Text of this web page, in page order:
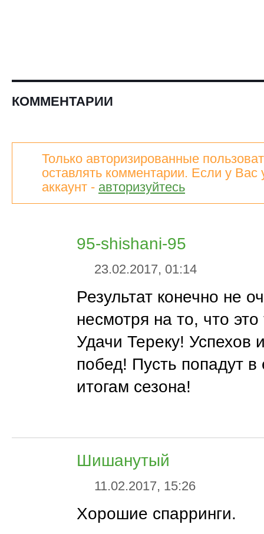
КОММЕНТАРИИ
Только авторизированные
оставлять комментарии. Если у Вас
аккаунт - авторизуйтесь
95-shishani-95
23.02.2017, 01:14
Результат конечно не
несмотря на то, что это
Удачи Тереку! Успехов
побед! Пусть попадут в
итогам сезона!
Шишанутый
11.02.2017, 15:26
Хорошие спарринги.